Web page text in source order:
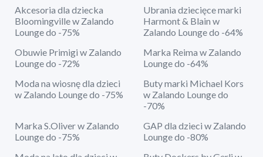
Akcesoria dla dziecka
Bloomingville w Zalando
Lounge do -75%
Ubrania dziecięce marki
Harmont & Blain w
Zalando Lounge do -64%
Obuwie Primigi w Zalando
Lounge do -72%
Marka Reima w Zalando
Lounge do -64%
Moda na wiosnę dla dzieci
w Zalando Lounge do -75%
Buty marki Michael Kors
w Zalando Lounge do
-70%
Marka S.Oliver w Zalando
Lounge do -75%
GAP dla dzieci w Zalando
Lounge do -80%